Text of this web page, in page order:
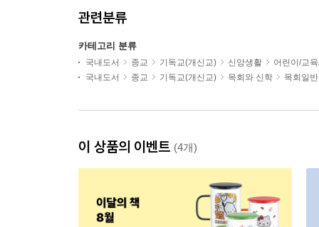
관련분류
카테고리 분류
국내도서 종교 기독교(개신교) 신앙생활
어린이/교
국내도서
종교 기독교(개신교) 목회와 신학 목회일반
이 상품의 이벤트 (4개)